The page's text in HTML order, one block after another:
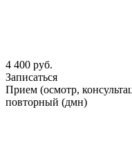
4 400 руб.
Записаться
Прием (осмотр,
повторный (дмн)